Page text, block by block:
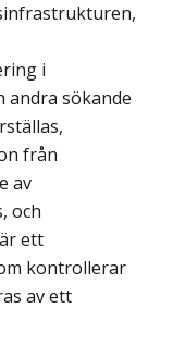
i
sökande
från
av
och
ett
kontrollerar
av ett